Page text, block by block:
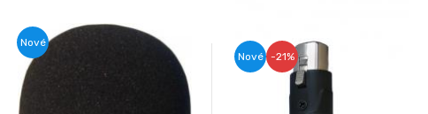
Nové
Nové -21%